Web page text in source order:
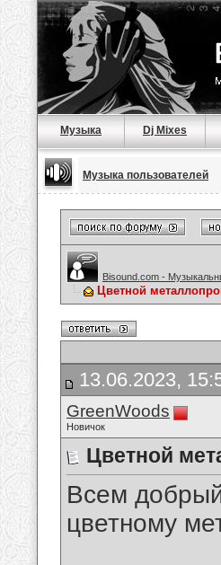
Музыка Dj Mixes
Музыка пользователей
Bisound.com -
Цветной
13.06.2023,
GreenWoods
Новичок
Цветной
Всем
цветному